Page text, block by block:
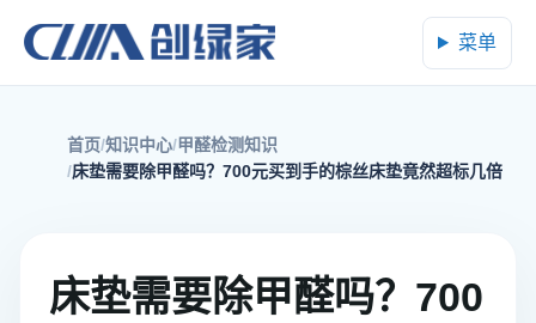
菜单
首页 知识中心 甲醛检测知识
床垫需要除甲醛吗？700元买到手的棕丝床垫竟然超标几倍
床垫需要除甲醛吗？700